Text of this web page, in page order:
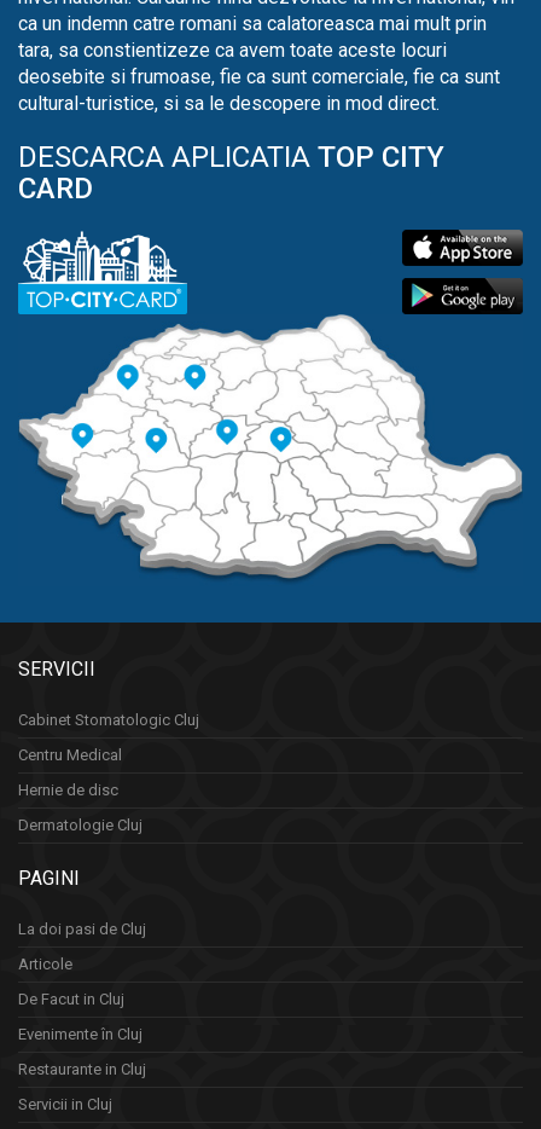
ca un indemn catre romani sa calatoreasca mai mult prin
tara, sa constientizeze ca avem toate aceste locuri
deosebite si frumoase, fie ca sunt comerciale, fie ca sunt
cultural-turistice, si sa le descopere in mod direct.
DESCARCA APLICATIA TOP CITY
CARD
SERVICII
Cabinet Stomatologic Cluj
Centru Medical
Hernie de disc
Dermatologie Cluj
PAGINI
La doi pasi de Cluj
Articole
De Facut in Cluj
Evenimente în Cluj
Restaurante in Cluj
Servicii in Cluj